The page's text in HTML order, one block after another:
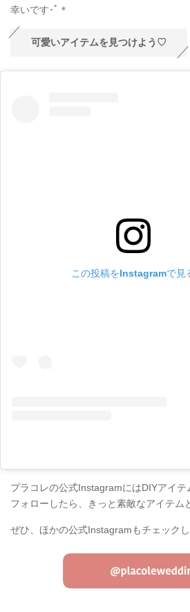
幸いです･ﾟ＊
可愛いアイテムを見つけよう♡
この投稿をInstagramで見
プラコレの公式InstagramにはDIYアイテ
フォローしたら、きっと素敵なアイテ
ぜひ、ほかの公式Instagramもチェック